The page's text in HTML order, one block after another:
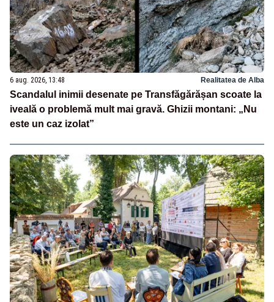
6 aug. 2026, 13:48 Realitatea de Alba
Scandalul inimii desenate pe Transfăgărășan scoate la
iveală o problemă mult mai gravă. Ghizii montani: „Nu
este un caz izolat”